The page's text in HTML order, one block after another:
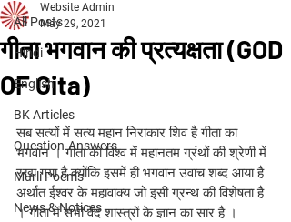
All Posts
Hindi
English
BK Articles
Question-Answers
Murli Poems
News & Notices
गीता भगवान की प्रत्यक्षता (GOD
OF Gita)
Website Admin
May 29, 2021
सब सत्यों में सत्य महान निराकार शिव है गीता का
भगवान । गीता को विश्व में महानतम ग्रंथों की श्रेणी में
रखा गया है क्योंकि इसमें ही भगवान उवाच शब्द आया है
अर्थात ईश्वर के महावाक्य जो इसी ग्रन्थ की विशेषता है
। गीता में सभी वेद शास्त्रों के ज्ञान का सार है ।